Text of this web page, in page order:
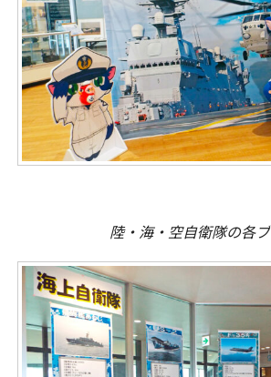
陸・海・空自衛隊の各